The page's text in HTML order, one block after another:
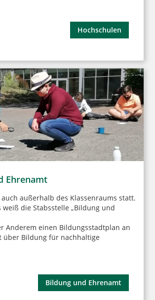
Hochschulen
Ehrenamt
außerhalb des Klassenraums statt.
weiß die Stabsstelle „Bildung und
Anderem einen Bildungsstadtplan an
über Bildung für nachhaltige
Bildung und Ehrenamt